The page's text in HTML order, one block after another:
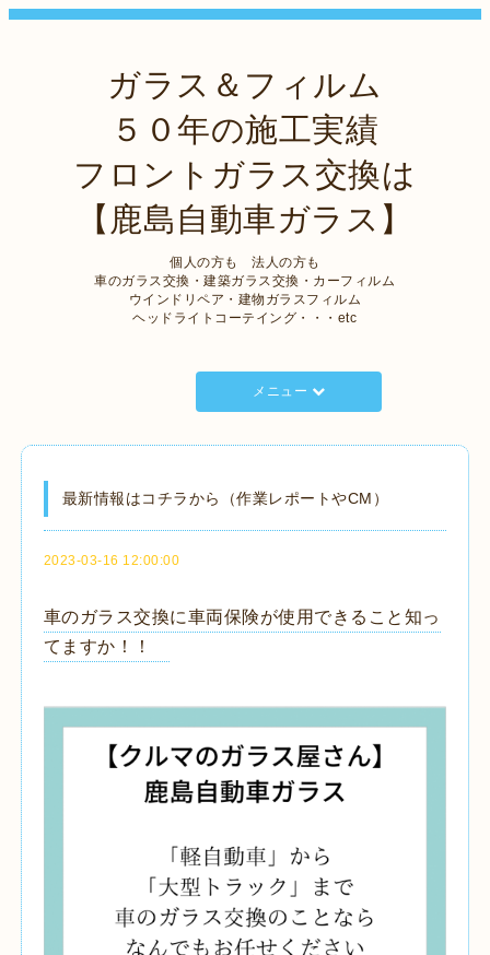
ガラス＆フィルム
５０年の施工実績
フロントガラス交換は
【鹿島自動車ガラス】
個人の方も 法人の方も
車のガラス交換・建築ガラス交換・カーフィルム
ウインドリペア・建物ガラスフィルム
ヘッドライトコーテイング・・・etc
メニュー
最新情報はコチラから（作業レポートやCM）
2023-03-16 12:00:00
車のガラス交換に車両保険が使用できること知っ
てますか！！